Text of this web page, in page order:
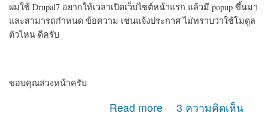
ผมใช้ Drupal7 อยากให้เวลาเปิดเว็บไซต์หน้าแรก แล้วมี popup ขึ้นมา
และสามารถกำหนด ข้อความ เช่นแจ้งประกาศ ไม่ทราบว่าใช้โมดูล
ตัวไหน ดีครับ
ขอบคุณล่วงหน้าครับ
Read more
about สอบถามเรื่อง popup หน่อย ครับ 3 ความคิดเห็น